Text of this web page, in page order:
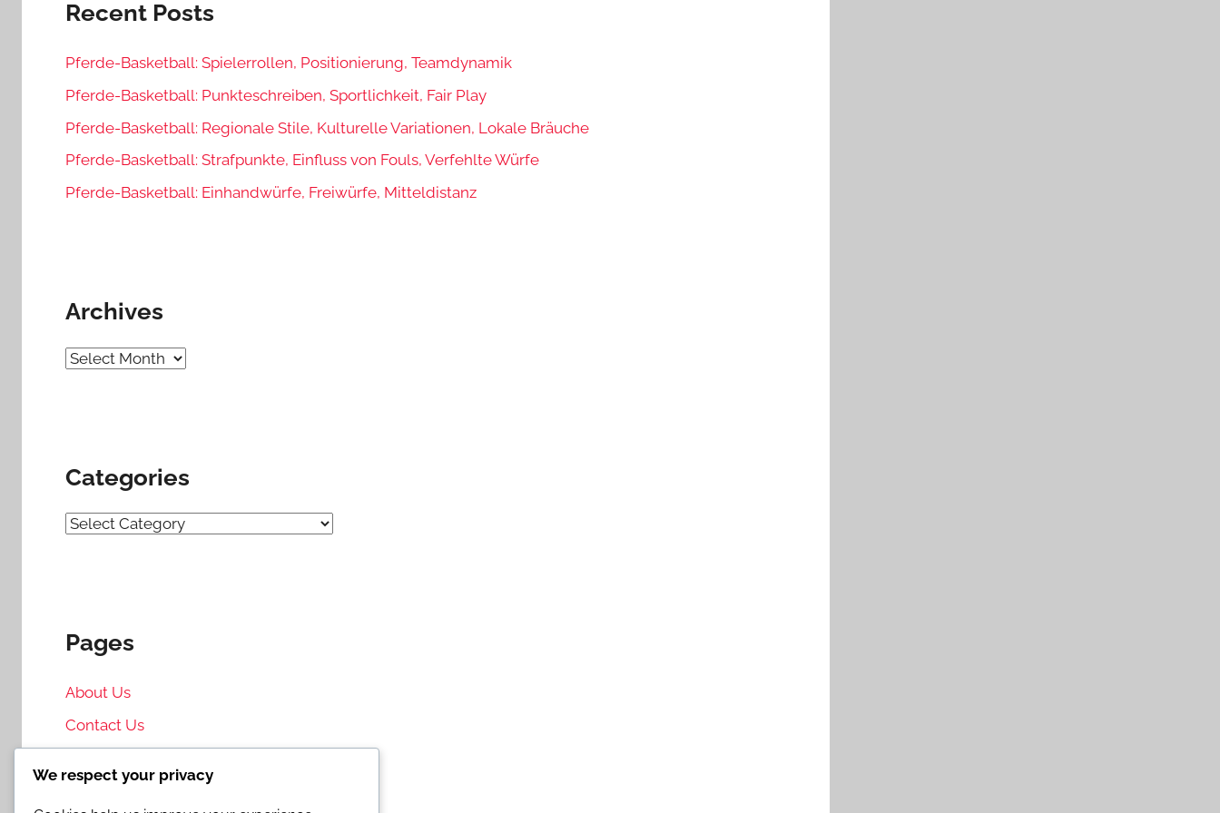
Recent Posts
Pferde-Basketball: Spielerrollen, Positionierung, Teamdynamik
Pferde-Basketball: Punkteschreiben, Sportlichkeit, Fair Play
Pferde-Basketball: Regionale Stile, Kulturelle Variationen, Lokale Bräuche
Pferde-Basketball: Strafpunkte, Einfluss von Fouls, Verfehlte Würfe
Pferde-Basketball: Einhandwürfe, Freiwürfe, Mitteldistanz
Archives
Archives
Categories
Categories
Pages
About Us
Contact Us
Privacy Policy
We respect your privacy